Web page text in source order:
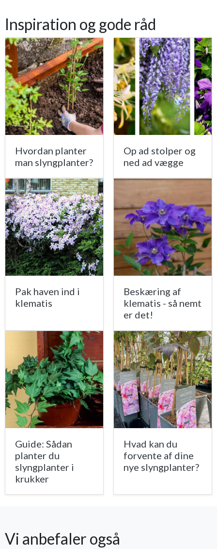
Inspiration og gode råd
Hvordan planter
man slyngplanter?
Op ad stolper og
ned ad vægge
Pak haven ind i
klematis
Beskæring af
klematis - så nemt
er det!
Guide: Sådan
planter du
slyngplanter i
krukker
Hvad kan du
forvente af dine
nye slyngplanter?
Vi anbefaler også